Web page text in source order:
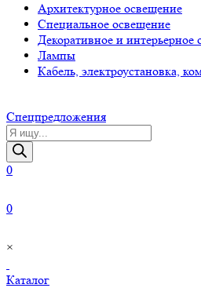
Архитектурное освещение
Специальное освещение
Декоративное и интерьерное
Лампы
Кабель, электроустановка,
Cпецпредложения
Поиск
товаров
0
0
×
Каталог